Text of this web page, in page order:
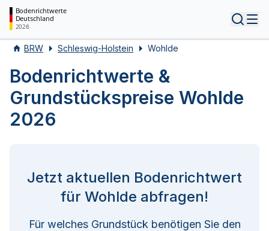
Bodenrichtwerte
Deutschland
2026
BRW Schleswig-Holstein Wohlde
Bodenrichtwerte &
Grundstückspreise Wohlde
2026
Jetzt aktuellen Bodenrichtwert
für Wohlde abfragen!
Für welches Grundstück benötigen Sie den